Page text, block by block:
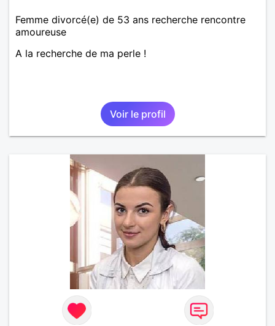
Femme divorcé(e) de 53 ans recherche rencontre
amoureuse
A la recherche de ma perle !
Voir le profil